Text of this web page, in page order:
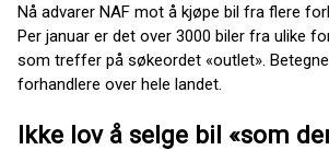
Nå advarer NAF mot å kjøpe bil fra flere
Per januar er det over 3000 biler fra ulike
som treffer på søkeordet «outlet».
forhandlere over hele landet.
Ikke lov å selge bil «som